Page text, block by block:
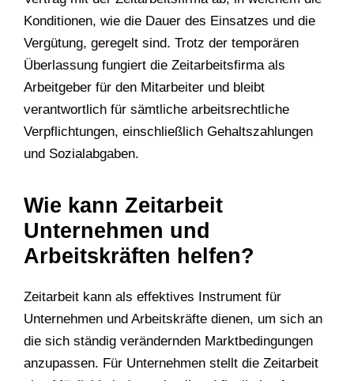
Konditionen, wie die Dauer des Einsatzes und die
Vergütung, geregelt sind. Trotz der temporären
Überlassung fungiert die Zeitarbeitsfirma als
Arbeitgeber für den Mitarbeiter und bleibt
verantwortlich für sämtliche arbeitsrechtliche
Verpflichtungen, einschließlich Gehaltszahlungen
und Sozialabgaben.
Wie kann Zeitarbeit
Unternehmen und
Arbeitskräften helfen?
Zeitarbeit kann als effektives Instrument für
Unternehmen und Arbeitskräfte dienen, um sich an
die sich ständig verändernden Marktbedingungen
anzupassen. Für Unternehmen stellt die Zeitarbeit